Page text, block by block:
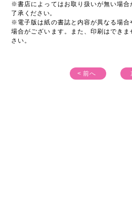
※書店によってはお取り扱いが無い場合
了承ください。
※電子版は紙の書誌と内容が異なる場合
場合がございます。また、印刷はでき
さい。
< 前へ